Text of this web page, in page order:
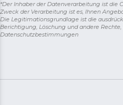
*Der Inhaber der Datenverarbeitung ist die
Zweck der Verarbeitung ist es, Ihnen
Die Legitimationsgrundlage ist die
Berichtigung, Löschung und andere
Datenschutzbestimmungen